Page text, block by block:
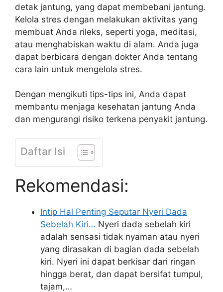
detak jantung, yang dapat membebani jantung.
Kelola stres dengan melakukan aktivitas yang
membuat Anda rileks, seperti yoga, meditasi,
atau menghabiskan waktu di alam. Anda juga
dapat berbicara dengan dokter Anda tentang
cara lain untuk mengelola stres.
Dengan mengikuti tips-tips ini, Anda dapat
membantu menjaga kesehatan jantung Anda
dan mengurangi risiko terkena penyakit jantung.
Daftar Isi
Rekomendasi:
Intip Hal Penting Seputar Nyeri Dada
Sebelah Kiri… Nyeri dada sebelah kiri
adalah sensasi tidak nyaman atau nyeri
yang dirasakan di bagian dada sebelah
kiri. Nyeri ini dapat berkisar dari ringan
hingga berat, dan dapat bersifat tumpul,
tajam,…